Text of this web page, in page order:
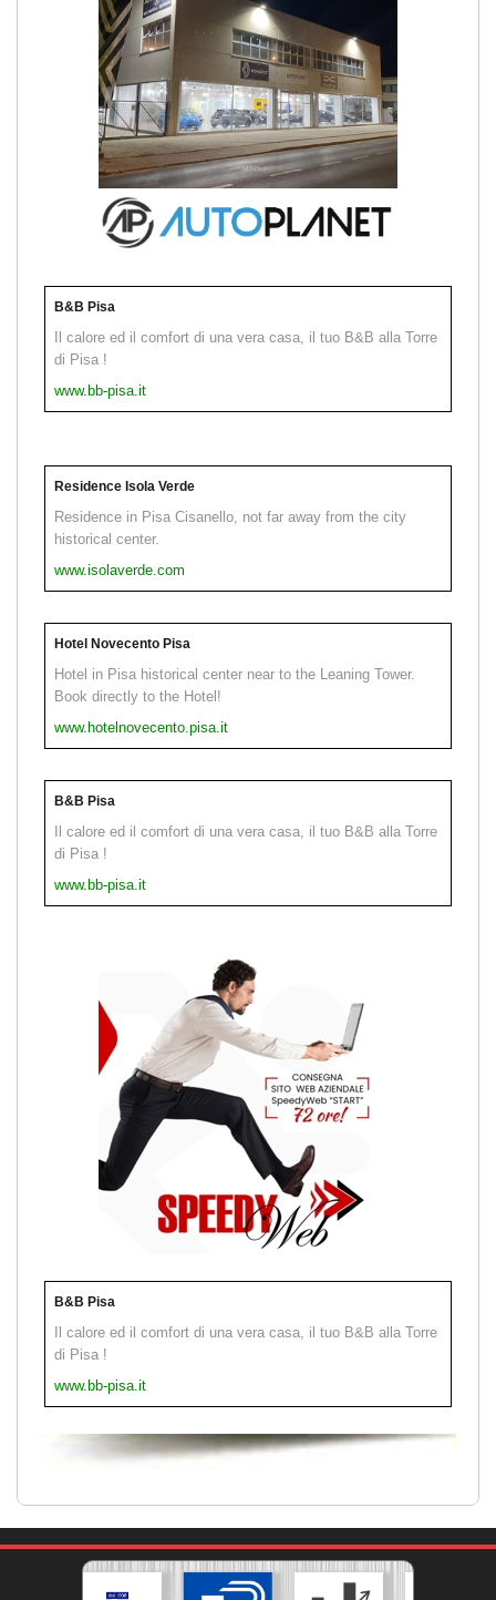
B&B Pisa
Il calore ed il comfort di una vera casa, il tuo B&B alla Torre
di Pisa !
www.bb-pisa.it
Residence Isola Verde
Residence in Pisa Cisanello, not far away from the city
historical center.
www.isolaverde.com
Hotel Novecento Pisa
Hotel in Pisa historical center near to the Leaning Tower.
Book directly to the Hotel!
www.hotelnovecento.pisa.it
B&B Pisa
Il calore ed il comfort di una vera casa, il tuo B&B alla Torre
di Pisa !
www.bb-pisa.it
B&B Pisa
Il calore ed il comfort di una vera casa, il tuo B&B alla Torre
di Pisa !
www.bb-pisa.it